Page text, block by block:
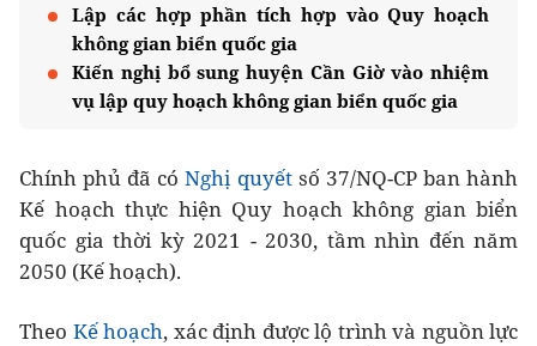
Lập các hợp phần tích hợp vào Quy hoạch
không gian biển quốc gia
Kiến nghị bổ sung huyện Cần Giờ vào nhiệm
vụ lập quy hoạch không gian biển quốc gia
Chính phủ đã cóNghị quyết số 37/NQ-CP ban hành
Kế hoạch thực hiện Quy hoạch không gian biển
quốc gia thời kỳ 2021 - 2030, tầm nhìn đến năm
2050 (Kế hoạch).
Theo Kế hoạch, xác định được lộ trình và nguồn lực